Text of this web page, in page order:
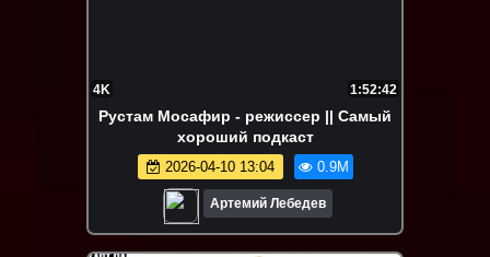
4K 1:52:42
Рустам Мосафир - режиссер || Самый
хороший подкаст
2026-04-10 13:04 0.9M
Артемий Лебедев